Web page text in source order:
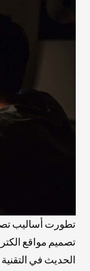
تطورت أساليب
تصميم مواقع